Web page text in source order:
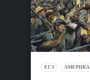
ЕГЭ АМЕРИКА